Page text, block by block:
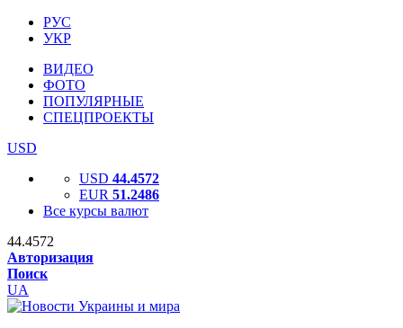
РУС
УКР
ВИДЕО
ФОТО
ПОПУЛЯРНЫЕ
СПЕЦПРОЕКТЫ
USD
USD 44.4572
EUR 51.2486
Все курсы валют
44.4572
Авторизация
Поиск
UA